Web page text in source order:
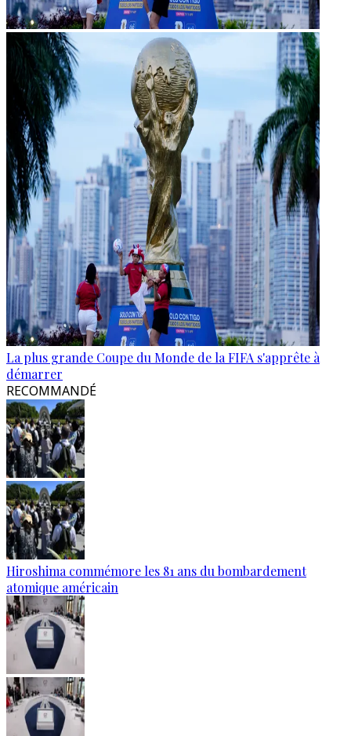
La plus grande Coupe du Monde de la FIFA s'apprête à
démarrer
RECOMMANDÉ
Hiroshima commémore les 81 ans du bombardement
atomique américain